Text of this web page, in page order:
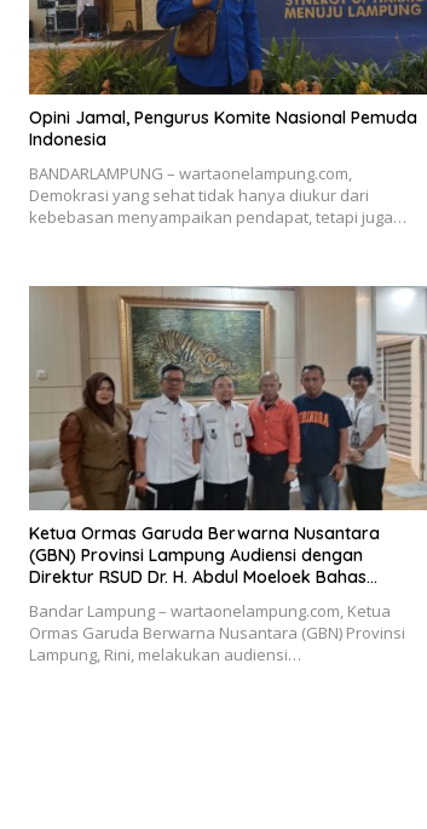
Opini Jamal, Pengurus Komite Nasional Pemuda
Indonesia
BANDARLAMPUNG – wartaonelampung.com,
Demokrasi yang sehat tidak hanya diukur dari
kebebasan menyampaikan pendapat, tetapi juga…
Ketua Ormas Garuda Berwarna Nusantara
(GBN) Provinsi Lampung Audiensi dengan
Direktur RSUD Dr. H. Abdul Moeloek Bahas
Bandar Lampung – wartaonelampung.com, Ketua
Ormas Garuda Berwarna Nusantara (GBN) Provinsi
Lampung, Rini, melakukan audiensi…